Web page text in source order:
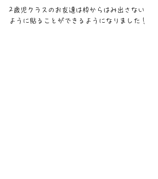
2歳児クラスのお友達は枠からはみ出さない
ように貼ることができるようになりました！